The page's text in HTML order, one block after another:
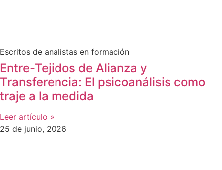
Escritos de analistas en formación
Entre-Tejidos de Alianza y
Transferencia: El psicoanálisis como
traje a la medida
Leer artículo »
25 de junio, 2026